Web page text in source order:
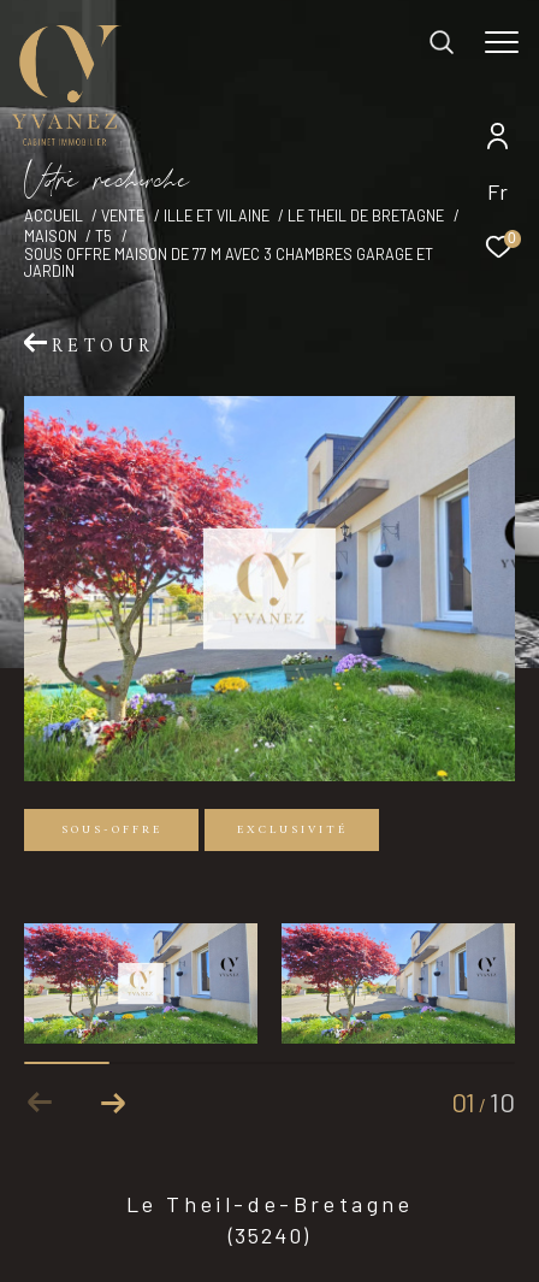
Fr
0
Vore recece
ACCUEIL VENTE ILLE ET VILAINE
LE THEIL DE BRETAGNE
MAISON
T5
SOUS OFFRE MAISON DE 77 M AVEC 3 CHAMBRES GARAGE ET
JARDIN
RETOUR
SOUS-OFFRE EXCLUSIVITÉ
01 / 10
Le Theil-de-Bretagne
(35240)
EFFECTUER UNE RECHERCHE
et trouver le bien qui correspond à vos
critères
Type d'offre
Type de bien
Type de bien
Budget
Pièces
0 1 2 3 4
Ville
Surface
Affiner les critères
Parking Terrasse Piscine